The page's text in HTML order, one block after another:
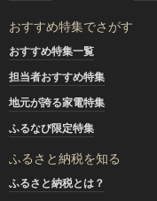
おすすめ特集でさがす
おすすめ特集一覧
担当者おすすめ特集
地元が誇る家電特集
ふるなび限定特集
ふるさと納税を知る
ふるさと納税とは？